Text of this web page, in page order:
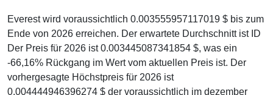
Everest wird voraussichtlich 0.003555957117019 $ bis zum
Ende von 2026 erreichen. Der erwartete Durchschnitt ist ID
Der Preis für 2026 ist 0.003445087341854 $, was ein
-66,16% Rückgang im Wert vom aktuellen Preis ist. Der
vorhergesagte Höchstpreis für 2026 ist
0.004444946396274 $ der voraussichtlich im dezember